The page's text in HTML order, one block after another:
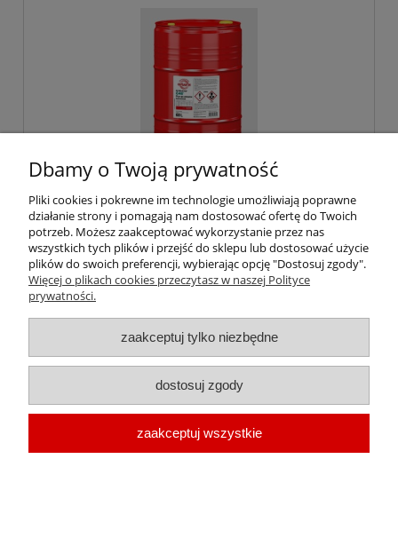
GLYSANTIN® G48® koncentrat - 60 litrów - płyn do
chłodnic
Cena:
1 511,06 zł
Cena netto:1 228,50 zł
Dbamy o Twoją prywatność
Pliki cookies i pokrewne im technologie umożliwiają poprawne
działanie strony i pomagają nam dostosować ofertę do Twoich
potrzeb. Możesz zaakceptować wykorzystanie przez nas
wszystkich tych plików i przejść do sklepu lub dostosować użycie
plików do swoich preferencji, wybierając opcję "Dostosuj zgody".
Więcej o plikach cookies przeczytasz w naszej Polityce
prywatności.
zaakceptuj tylko niezbędne
dostosuj zgody
zaakceptuj wszystkie